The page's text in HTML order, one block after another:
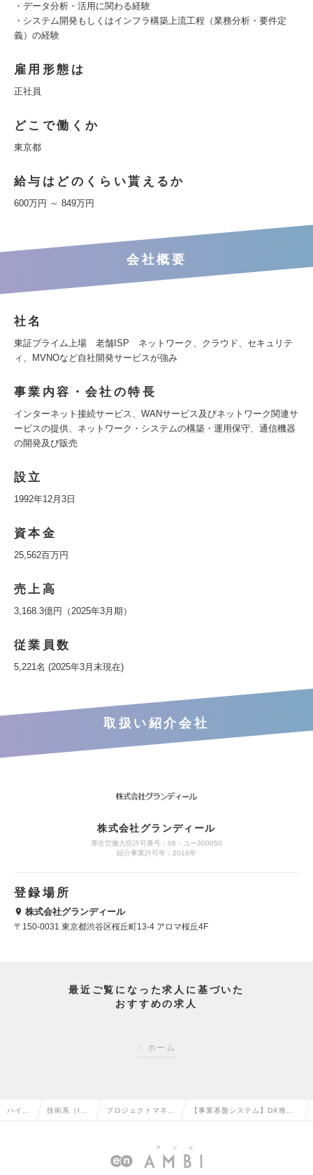
・データ分析・活用に関わる経験
・システム開発もしくはインフラ構築上流工程（業務分析・要件定
義）の経験
雇用形態は
正社員
どこで働くか
東京都
給与はどのくらい貰えるか
600万円 ～ 849万円
会社概要
社名
東証プライム上場 老舗ISP ネットワーク、クラウド、セキュリテ
ィ、MVNOなど自社開発サービスが強み
事業内容・会社の特長
インターネット接続サービス、WANサービス及びネットワーク関連サ
ービスの提供、ネットワーク・システムの構築・運用保守、通信機器
の開発及び販売
設立
1992年12月3日
資本金
25,562百万円
売上高
3,168.3億円（2025年3月期）
従業員数
5,221名 (2025年3月末現在)
取扱い紹介会社
株式会社グランディール
厚生労働大臣許可番号：06－ユー300050
紹介事業許可年：2016年
登録場所
株式会社グランディール
〒150-0031 東京都渋谷区桜丘町13-4 アロマ桜丘4F
最近ご覧になった求人に基づいた
おすすめの求人
ホーム
ハイク 技術系（I プロジェクトマネー
ープン系）の転職
【事業基盤システム】DX推
ダー～Mgr候補）の求人情報